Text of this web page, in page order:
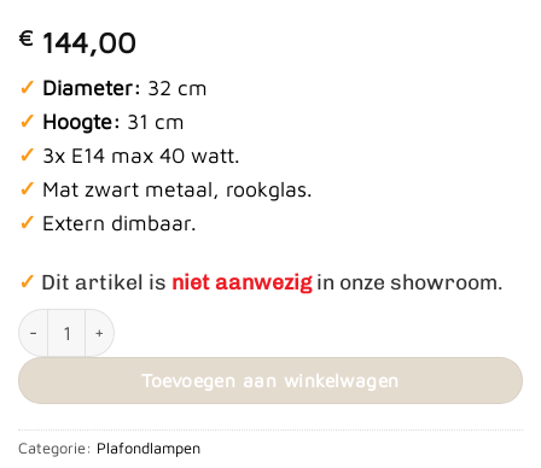
€ 144,00
✓ Diameter: 32 cm
✓ Hoogte: 31 cm
✓ 3x E14 max 40 watt.
✓ Mat zwart metaal, rookglas.
✓ Extern dimbaar.
✓ Dit artikel is niet aanwezigin onze showroom.
Plafondlamp ‘Cambio’ Rond aantal
Toevoegen aan winkelwagen
Categorie: Plafondlampen